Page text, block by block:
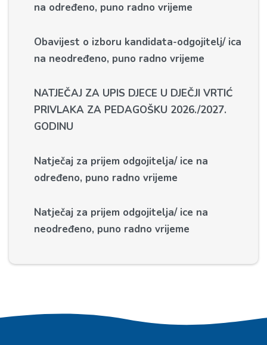
na određeno, puno radno vrijeme
Obavijest o izboru kandidata-odgojitelj/ ica
na neodređeno, puno radno vrijeme
NATJEČAJ ZA UPIS DJECE U DJEČJI VRTIĆ
PRIVLAKA ZA PEDAGOŠKU 2026./2027.
GODINU
Natječaj za prijem odgojitelja/ ice na
određeno, puno radno vrijeme
Natječaj za prijem odgojitelja/ ice na
neodređeno, puno radno vrijeme